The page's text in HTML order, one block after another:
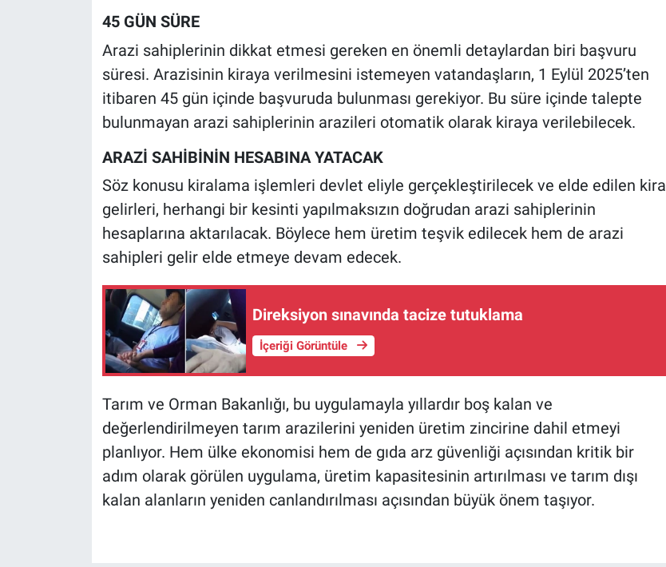
45 GÜN SÜRE
Arazi sahiplerinin dikkat etmesi gereken en önemli detaylardan biri başvuru
süresi. Arazisinin kiraya verilmesini istemeyen vatandaşların, 1 Eylül 2025’ten
itibaren 45 gün içinde başvuruda bulunması gerekiyor. Bu süre içinde talepte
bulunmayan arazi sahiplerinin arazileri otomatik olarak kiraya verilebilecek.
ARAZİ SAHİBİNİN HESABINA YATACAK
Söz konusu kiralama işlemleri devlet eliyle gerçekleştirilecek ve elde edilen kira
gelirleri, herhangi bir kesinti yapılmaksızın doğrudan arazi sahiplerinin
hesaplarına aktarılacak. Böylece hem üretim teşvik edilecek hem de arazi
sahipleri gelir elde etmeye devam edecek.
Direksiyon sınavında tacize tutuklama
İçeriği Görüntüle
Tarım ve Orman Bakanlığı, bu uygulamayla yıllardır boş kalan ve
değerlendirilmeyen tarım arazilerini yeniden üretim zincirine dahil etmeyi
planlıyor. Hem ülke ekonomisi hem de gıda arz güvenliği açısından kritik bir
adım olarak görülen uygulama, üretim kapasitesinin artırılması ve tarım dışı
kalan alanların yeniden canlandırılması açısından büyük önem taşıyor.
Programlar
Teknoloji
Türkiye'nin Geleceği
Türkiye'nin Gündemi
Yerel Gündem
Yerel Yaşam
Canlı Yayın